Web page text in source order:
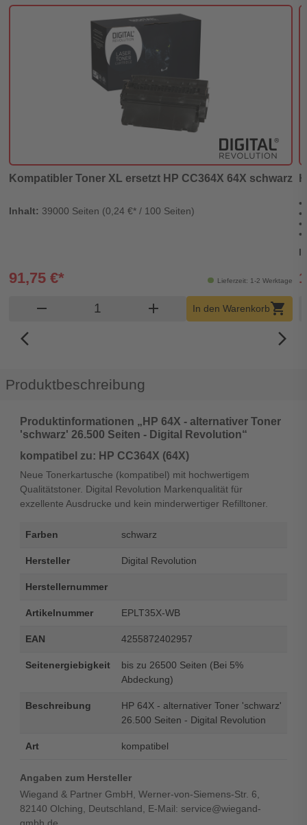
Kompatibler Toner XL ersetzt HP CC364X 64X schwarz
Inhalt: 39000 Seiten (0,24 €* / 100 Seiten)
Lieferzeit: 1-2 Werktage
91,75 €*
remove Produkt Warenkorb Menge
add In den Warenkorbshopping_cart
arrow_back_ios_new arrow_forward_ios
Produktbeschreibung
Produktinformationen „HP 64X - alternativer Toner
'schwarz' 26.500 Seiten - Digital Revolution“
kompatibel zu: HP CC364X (64X)
Neue Tonerkartusche (kompatibel) mit hochwertigem
Qualitätstoner. Digital Revolution Markenqualität für
exzellente Ausdrucke und kein minderwertiger Refilltoner.
Farben schwarz
Hersteller Digital Revolution
Herstellernummer
Artikelnummer EPLT35X-WB
EAN 4255872402957
Seitenergiebigkeit
bis zu 26500 Seiten (Bei 5%
Abdeckung)
Beschreibung
HP 64X - alternativer Toner 'schwarz'
26.500 Seiten - Digital Revolution
Art kompatibel
Angaben zum Hersteller
Wiegand & Partner GmbH, Werner-von-Siemens-Str. 6,
82140 Olching, Deutschland, E-Mail: service@wiegand-